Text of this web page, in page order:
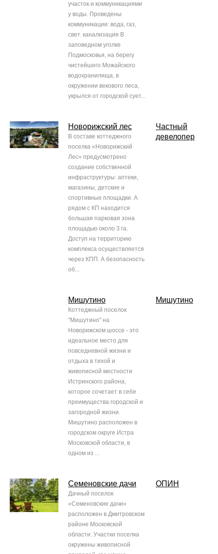
участок и коммуникациями
у воды. Проведены
коммуникации: вода, газ,
свет. канализация В
заповедном уголке
Подмосковья, на берегу
чистейшего Можайского
водохранилища, в
окружении векового леса,
укрылся от городской сует...
Новорижский лес
В составе коттеджного
поселка «Новорижский
Лес» предусмотрено
создание собственной
инфраструктуры: аптеки,
магазины, детские и
спортивные площадки. А
рядом с КП находится
большая парковая зона
площадью около 3 га.
Доступ на территорию
комплекса осуществляется
через КПП. А безопасность
об...
Частный
девелопер
Мишутино
Коттеджный поселок
"Мишутино" на
Новорижском шоссе - это
идеальное место для
повседневной жизни и
отдыха в тихой и
живописной местности
Истринского района,
которое сочетает в себе
преимущества городской и
загородной жизни.
Мишутино расположен в
городском округе Истра
Московской области, в
одном из ...
Мишутино
Семеновские дачи
Дачный поселок
«Семеновские дачи»
расположен в Дмитровском
районе Московской
области. Участки поселка
окружены живописной
ОПИН